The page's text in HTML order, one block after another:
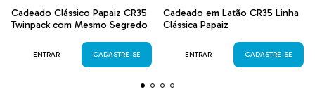
Cadeado Clássico Papaiz CR35
Twinpack com Mesmo Segredo
ENTRAR CADASTRE-SE
Cadeado em Latão CR35 Linha
Clássica Papaiz
ENTRAR CADASTRE-SE